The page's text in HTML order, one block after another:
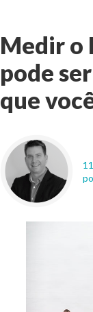
Medir o
pode
que